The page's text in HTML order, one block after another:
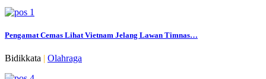
Pengamat Cemas Lihat Vietnam Jelang Lawan Timnas…
Bidikkata | Olahraga